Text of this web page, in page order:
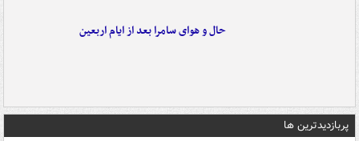
حال و هوای سامرا بعد از ایام اربعین
پربازدیدترین ها